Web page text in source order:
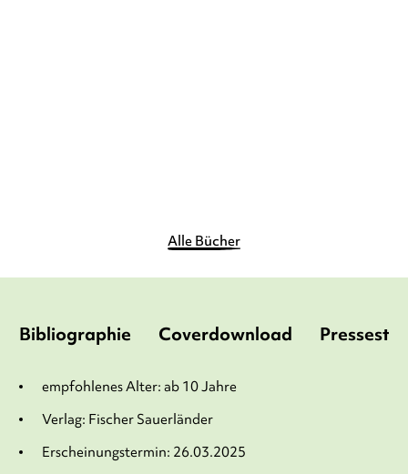
Alle Bücher
Bibliographie Coverdownload
Verlag: Fischer Sauerländer
Erscheinungstermin: 26.03.2025
empfohlenes Alter: ab 10 Jahre